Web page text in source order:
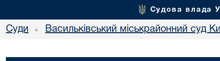
Судова влада
Суди • Васильківський міськрайонний суд